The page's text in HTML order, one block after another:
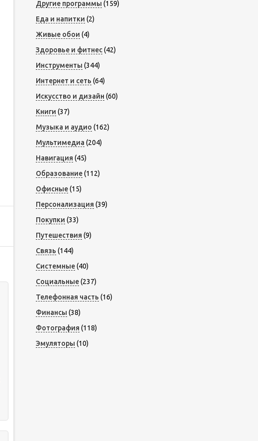
Другие программы (159)
Еда и напитки (2)
Живые обои (4)
Здоровье и фитнес(42)
Инструменты (344)
Интернет и сеть (64)
Искусство и дизайн (60)
Книги (37)
Музыка и аудио (162)
Мультимедиа (204)
Навигация (45)
Образование(112)
Офисные(15)
Персонализация (39)
Покупки (33)
Путешествия (9)
Связь (144)
Системные(40)
Социальные(237)
Телефонная часть (16)
Финансы (38)
Фотография (118)
Эмуляторы (10)